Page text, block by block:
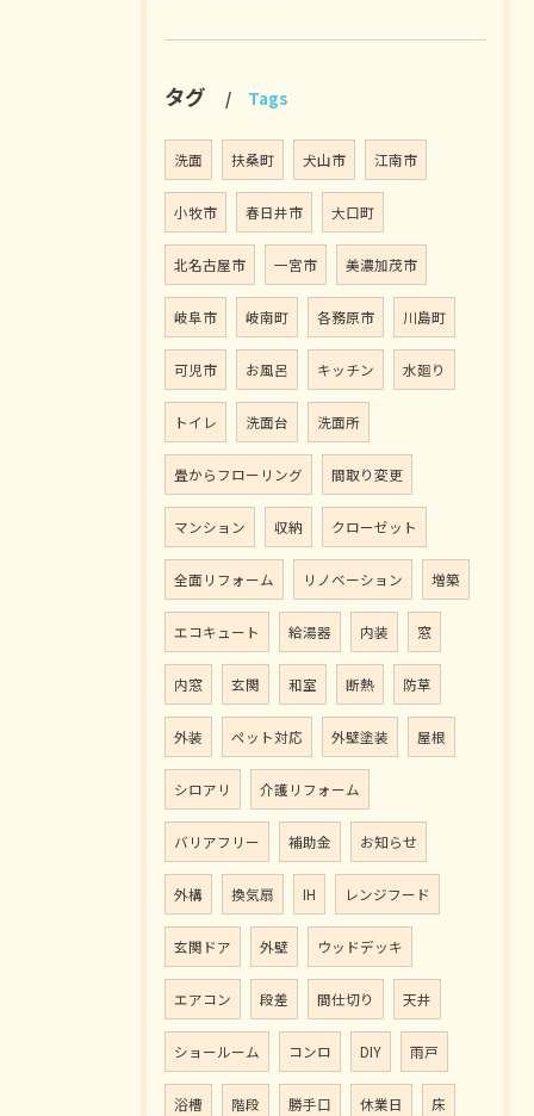
タグ Tags
洗面 扶桑町 犬山市 江南市
小牧市 春日井市 大口町
北名古屋市 一宮市 美濃加茂市
岐阜市 岐南町 各務原市 川島町
可児市 お風呂 キッチン 水廻り
トイレ 洗面台 洗面所
畳からフローリング 間取り変更
マンション 収納 クローゼット
全面リフォーム リノベーション 増築
エコキュート 給湯器 内装 窓
内窓 玄関 和室 断熱 防草
外装 ペット対応 外壁塗装 屋根
シロアリ 介護リフォーム
バリアフリー 補助金 お知らせ
外構 換気扇 IH レンジフード
玄関ドア 外壁 ウッドデッキ
エアコン 段差 間仕切り 天井
ショールーム コンロ DIY 雨戸
浴槽 階段 勝手口 休業日 床